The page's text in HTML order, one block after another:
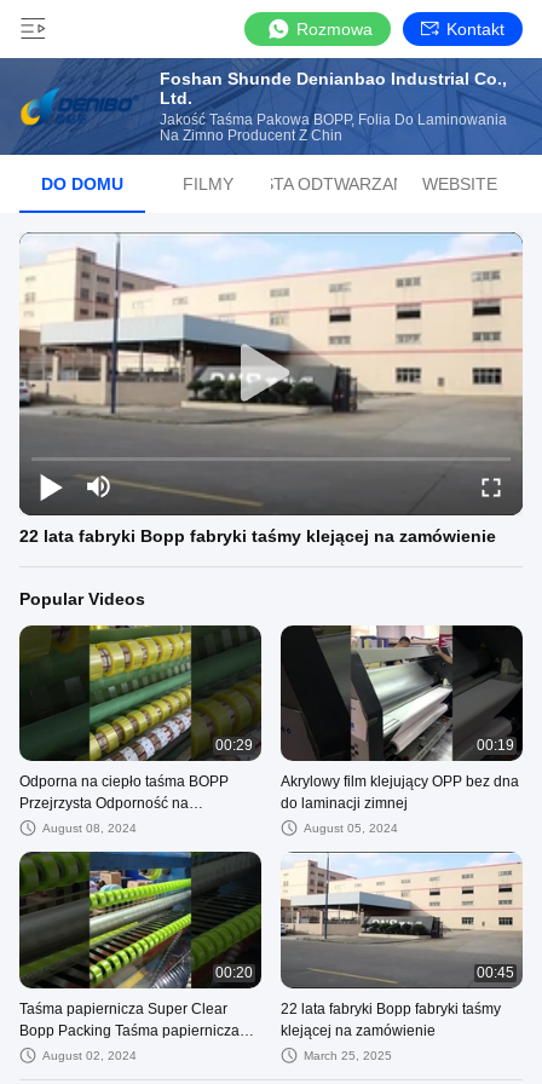
Rozmowa Kontakt
Foshan Shunde Denianbao Industrial Co.,
Ltd.
Jakość Taśma Pakowa BOPP, Folia Do Laminowania
Na Zimno Producent Z Chin
DO DOMU FILMY LISTA ODTWARZANIA WEBSITE
22 lata fabryki Bopp fabryki taśmy klejącej na zamówienie
Popular Videos
00:29
Odporna na ciepło taśma BOPP
Przejrzysta Odporność na
promieniowanie UV 1000 cali
August 08, 2024
00:19
Akrylowy film klejujący OPP bez dna
do laminacji zimnej
August 05, 2024
00:20
Taśma papiernicza Super Clear
Bopp Packing Taśma papiernicza
Wholesale
August 02, 2024
00:45
22 lata fabryki Bopp fabryki taśmy
klejącej na zamówienie
March 25, 2025